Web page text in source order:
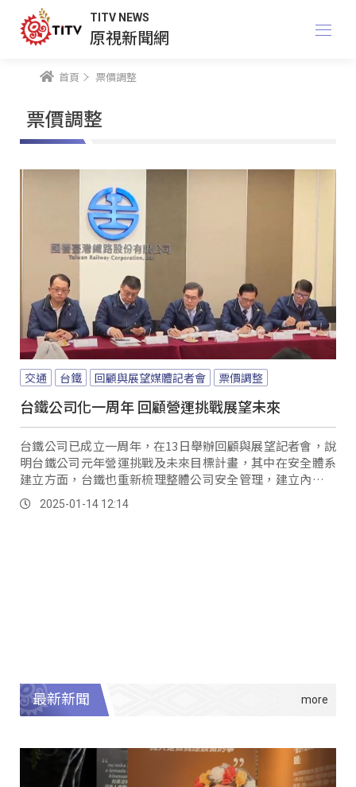
TITV NEWS
原視新聞網
首頁 票價調整
票價調整
交通 台鐵 回顧與展望媒體記者會 票價調整
台鐵公司化一周年 回顧營運挑戰展望未來
台鐵公司已成立一周年，在13日舉辦回顧與展望記者會，說
明台鐵公司元年營運挑戰及未來目標計畫，其中在安全體系
建立方面，台鐵也重新梳理整體公司安全管理，建立內外部
監督，並且推動五年安全提升方案，確保行車運轉安全。
2025-01-14 12:14
最新新聞